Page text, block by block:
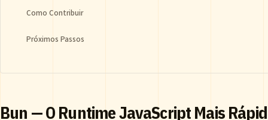
Como Contribuir
Próximos Passos
Bun — O Runtime JavaScript Mais